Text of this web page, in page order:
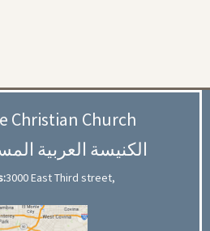
Christian Church
الكنيسة العربية
3000 East Third street,